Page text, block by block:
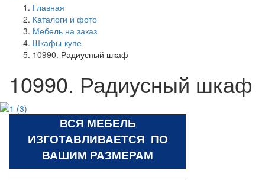
Главная
Каталоги и фото
Мебель на заказ
Шкафы-купе
10990. Радиусный шкаф
10990. Радиусный шкаф
ВСЯ МЕБЕЛЬ
ИЗГОТАВЛИВАЕТСЯ ПО
ВАШИМ РАЗМЕРАМ